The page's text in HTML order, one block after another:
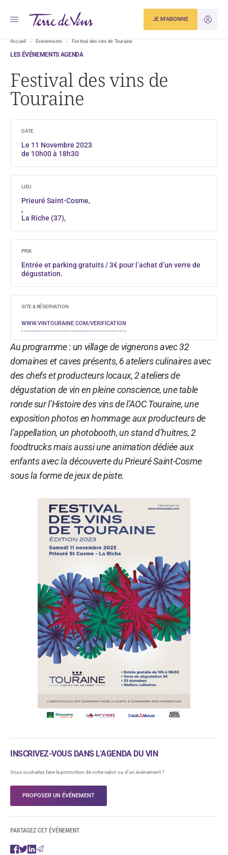
JE
JE M'ABONNE
Accueil Evènements Festival des vins de Touraine
LES ÉVÉNEMENTS AGENDA
Festival des vins de
Touraine
DATE
Le 11 Novembre 2023
de 10h00 à 18h30
LIEU
Prieuré Saint-Cosme,
,
La Riche (37),
PRIX
Entrée et parking gratuits / 3€ pour l’achat d’un verre de
dégustation.
SITE & RÉSERVATION
WWW.VINTOURAINE.COM/VERIFICATION
Au programme : un village de vignerons avec 32
domaines et caves présents, 6 ateliers culinaires avec
des chefs et producteurs locaux, 2 ateliers de
dégustation de vin en pleine conscience, une table
ronde sur l’Histoire des vins de l’AOC Touraine, une
exposition photos en hommage aux producteurs de
l’appellation, un photobooth, un stand d’huitres, 2
foodtrucks mais aussi une animation dédiée aux
enfants avec la découverte du Prieuré Saint-Cosme
sous la forme de jeux de piste.
INSCRIVEZ-VOUS DANS L'AGENDA DU VIN
Vous souhaitez faire la promotion de votre salon ou d'un événement ?
PROPOSER UN ÉVÉNEMENT
PARTAGEZ CET ÉVÉNEMENT